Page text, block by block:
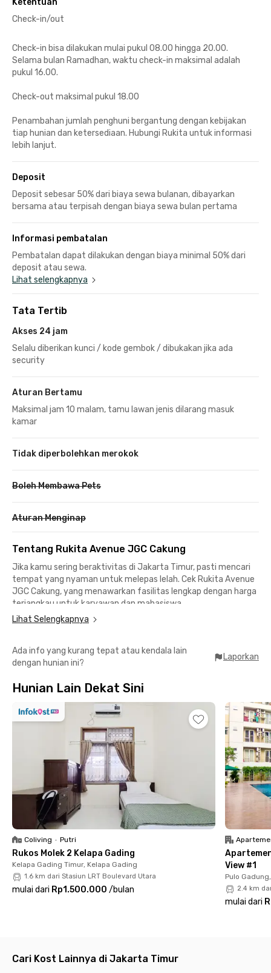
Check-in/out
Check-in bisa dilakukan mulai pukul 08.00 hingga 20.00.
Selama bulan Ramadhan, waktu check-in maksimal adalah
pukul 16.00.
Check-out maksimal pukul 18.00
Penambahan jumlah penghuni bergantung dengan kebijakan
tiap hunian dan ketersediaan. Hubungi Rukita untuk informasi
lebih lanjut.
Deposit
Deposit sebesar 50% dari biaya sewa bulanan, dibayarkan
bersama atau terpisah dengan biaya sewa bulan pertama
Informasi pembatalan
Pembatalan dapat dilakukan dengan biaya minimal 50% dari
deposit atau sewa.
Lihat selengkapnya
Tata Tertib
Akses 24 jam
Selalu diberikan kunci / kode gembok / dibukakan jika ada
security
Aturan Bertamu
Maksimal jam 10 malam, tamu lawan jenis dilarang masuk
kamar
Tidak diperbolehkan merokok
Boleh Membawa Pets
Aturan Menginap
Tentang Rukita Avenue JGC Cakung
Jika kamu sering beraktivitas di Jakarta Timur, pasti mencari
tempat yang nyaman untuk melepas lelah. Cek Rukita Avenue
JGC Cakung, yang menawarkan fasilitas lengkap dengan harga
terjangkau untuk karyawan dan mahasiswa.
Lokasinya sangat strategis, memberikan akses mudah ke area
📍 Universitas Azzahra – 15 menit
📍 AEON Mall Jakarta Garden City – 3 menit
📍 IKEA Jakarta Garden City – 5 menit
📍 Mie Gacoan JGC – 6 menit
📍 Bebek Kaleyo JGC – 6 menit
📍 Sambal Bakar JGC – 7 menit
📍 SIS KG North East Jakarta – 7 menit
📍 Kawasan Industri Pulo Gadung – 20 menit
Rukita Avenue JGC dilengkapi oleh fasilitas menarik, antara
lain:
✅ CCTV
✅ Dapur dan area makan bersama
✅ Rooftop
✅ Layanan laundry
✅ Layanan pembersihan kamar
✅ Kamar berfurnitur lengkap
Temukan hunian yang mendukung gaya hidup aktifmu di Rukita
Lihat Selengkapnya
Ada info yang kurang tepat atau kendala lain
dengan hunian ini?
Laporkan
Hunian Lain Dekat Sini
Coliving • Putri
Rukos Molek 2 Kelapa Gading
Kelapa Gading Timur, Kelapa Gading
1.6 km dari Stasiun LRT Boulevard Utara
mulai dari Rp1.500.000 /bulan
View #1
Pulo
2.4 km
mulai dari
Cari Kost Lainnya di Jakarta Timur